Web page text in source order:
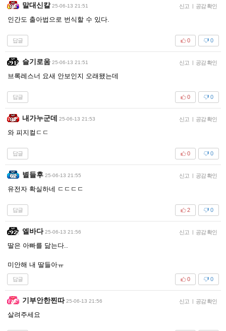
말대신칼 25-06-13 21:51 신고 | 공감 확인
인간도 출아법으로 번식할 수 있다.
답글 0
0
슬기로움 25-06-13 21:51 신고 | 공감 확인
브록레스너 요새 안보인지 오래됐는데
답글 0
0
내가누군데 25-06-13 21:53 신고 | 공감 확인
와 피지컬ㄷㄷ
답글 0
0
별들후 25-06-13 21:55 신고 | 공감 확인
유전자 확실하네 ㄷㄷㄷㄷ
답글 0
2
엘바다 25-06-13 21:56 신고 | 공감 확인
딸은 아빠를 닮는다..
미안해 내 딸들아ㅠ
답글 0
0
기부안한찐따 25-06-13 21:56 신고 | 공감 확인
살려주세요